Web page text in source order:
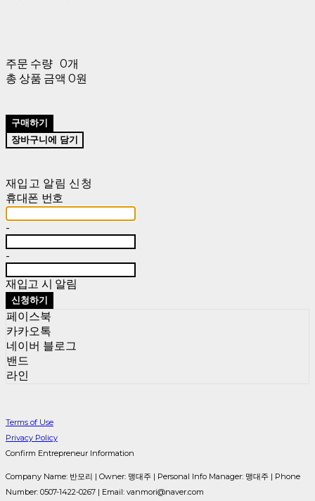
주문 수량 0개
총 상품 금액 0원
구매하기
장바구니에 담기
재입고 알림 신청
휴대폰 번호
-
-
재입고 시 알림
신청하기
페이스북
카카오톡
네이버 블로그
밴드
라인
Terms of Use
Privacy Policy
Confirm Entrepreneur Information
Company Name: 반모리 | Owner: 맹대주 | Personal Info Manager: 맹대주 | Phone
Number: 0507-1422-0267 | Email: vanmori@naver.com